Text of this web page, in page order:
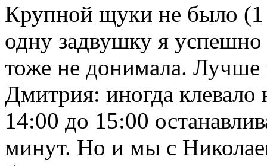
Крупной щуки не было (1
одну задвушку я
тоже не донимала. Лучше
Дмитрия: иногда клевало
14:00 до 15:00
минут. Но и мы с